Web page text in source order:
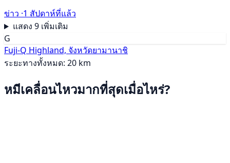
ข่าว ·1 สัปดาห์ที่แล้ว
แสดง 9 เพิ่มเติม
G
Fuji-Q Highland, จังหวัดยามานาชิ
ระยะทางทั้งหมด: 20 km
หมีเคลื่อนไหวมากที่สุดเมื่อไหร่?